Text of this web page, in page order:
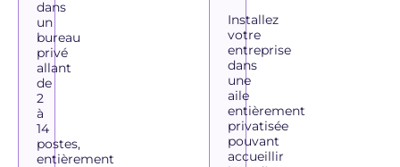
dans
un
bureau
privé
allant
de
2
à
14
postes,
entièrement
Installez
votre
entreprise
dans
une
aile
entièrement
privatisée
pouvant
accueillir